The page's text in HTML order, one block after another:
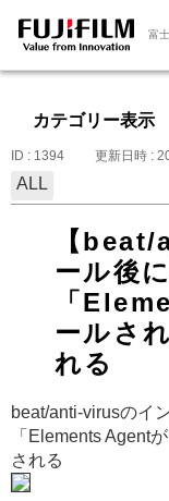
富
カテゴリー表示
ID : 1394 更新日時 :
ALL
【
ール後
「
ールさ
れる
beat/anti-virusのイ
「Elements Agent
される